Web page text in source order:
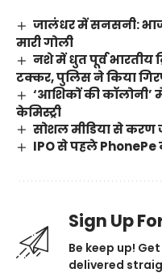
जालंधर में सनसनी:
मारी गोली
नशे में धुत पूर्व भारतीय
टक्कर, पुलिस ने किया
‘आशिकों की कॉलोनी’
केमिस्ट्री
सोशल मीडिया से करण
IPO से पहले PhonePe
Sign Up
Be keep up!
delivered